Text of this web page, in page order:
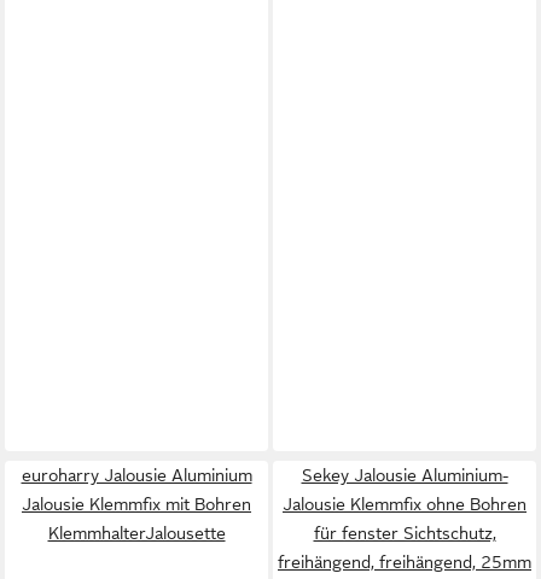
euroharry Jalousie Aluminium
Jalousie Klemmfix mit Bohren
KlemmhalterJalousette
Sekey Jalousie Aluminium-
Jalousie Klemmfix ohne Bohren
für fenster Sichtschutz,
freihängend, freihängend, 25mm